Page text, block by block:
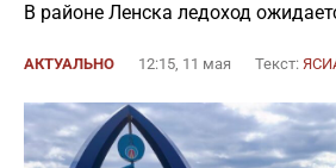
В районе Ленска ледоход
АКТУАЛЬНО 12:15, 11 мая Текст: